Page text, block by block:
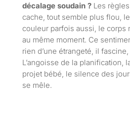
décalage soudain ?Les
cache, tout semble plus flou,
couleur parfois aussi, le corps
au même moment. Ce
rien d’une étrangeté, il
L’angoisse de la planification,
projet bébé, le silence des
se mêle.